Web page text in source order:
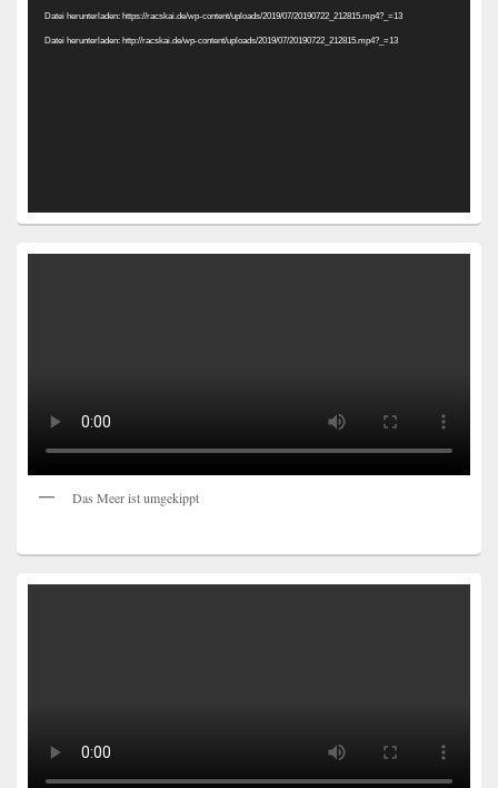
Datei herunterladen: https://racskai.de/wp-content/uploads/2019/07/20190722_212815.mp4?_=13
Datei herunterladen: http://racskai.de/wp-content/uploads/2019/07/20190722_212815.mp4?_=13
Das Meer ist umgekippt